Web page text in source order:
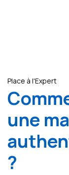
Place à l'Expert
une
?